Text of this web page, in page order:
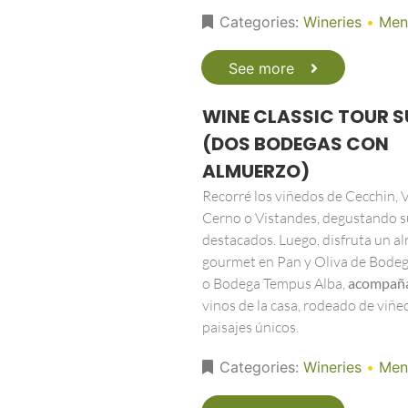
Categories: Wineries•
See more
WINE CLASSIC TOUR
(DOS BODEGAS CON
ALMUERZO)
Recorré los viñedos de Cecchin,
Cerno o Vistandes, degustando
destacados. Luego, disfruta un
gourmet en Pan y Oliva de
o Bodega Tempus Alba,
vinos de la casa, rodeado de
paisajes únicos.
Categories: Wineries•